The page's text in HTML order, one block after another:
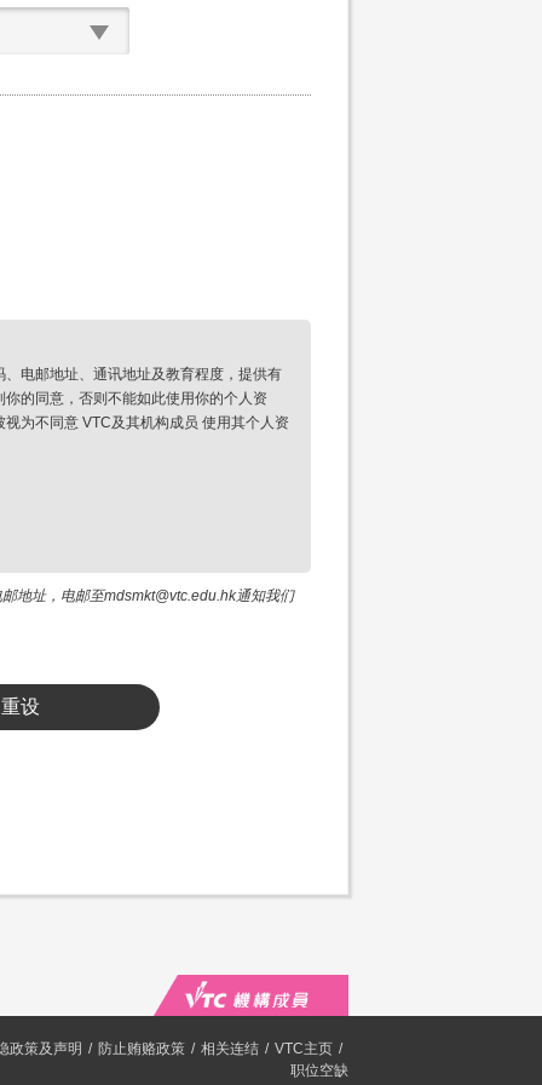
电邮地址、通讯地址及教育程度，提供有
的同意，否则不能如此使用你的个人资
为不同意 VTC及其机构成员 使用其个人资
地址，电邮至mdsmkt@vtc.edu.hk通知我们
重设
政策及声明 防止贿赂政策 相关连结
VTC主页
职位空缺